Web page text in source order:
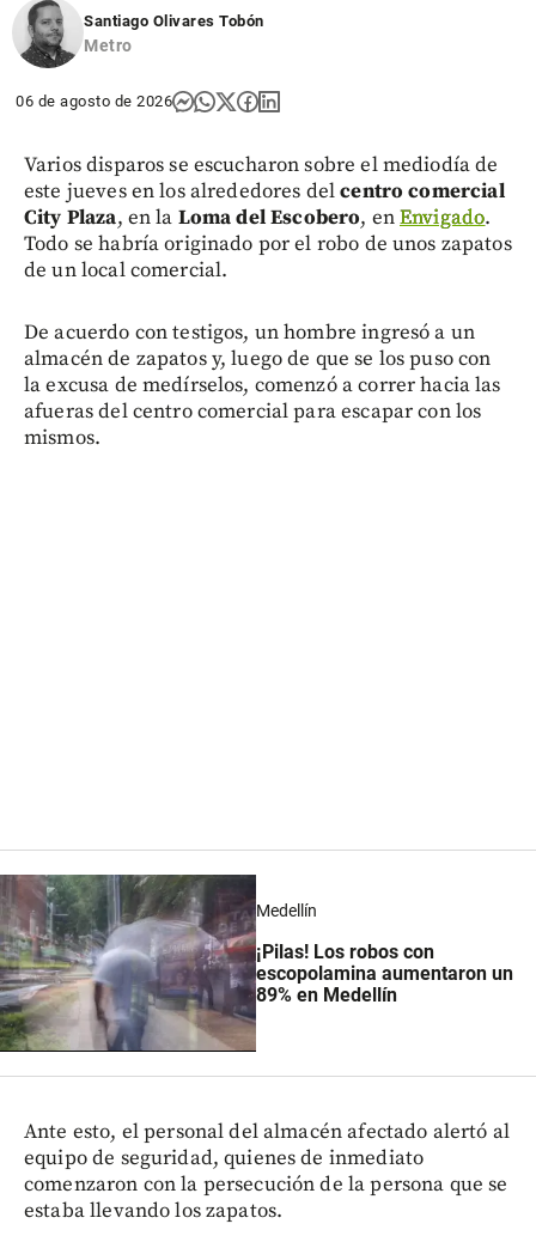
Santiago Olivares Tobón
Metro
06 de agosto de 2026
Varios disparos se escucharon sobre el mediodía de
este jueves en los alrededores delcentro comercial
City Plaza, en la Loma del Escobero, enEnvigado.
Todo se habría originado por el robo de unos zapatos
de un local comercial.
De acuerdo con testigos, un hombre ingresó a un
almacén de zapatos y, luego de que se los puso con
la excusa de medírselos, comenzó a correr hacia las
afueras del centro comercial para escapar con los
mismos.
Medellín
¡Pilas! Los robos con
escopolamina aumentaron un
89% en Medellín
Ante esto, el personal del almacén afectado alertó al
equipo de seguridad, quienes de inmediato
comenzaron con la persecución de la persona que se
estaba llevando los zapatos.